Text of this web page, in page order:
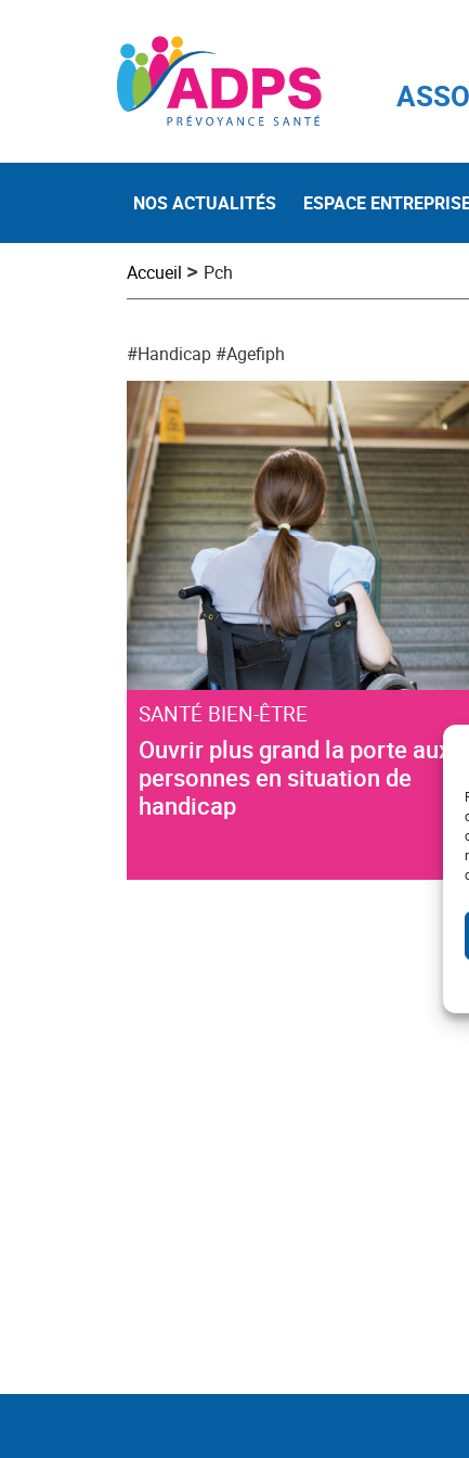
NOS ACTUALITÉS ESPACE
Accueil > Pch
#Handicap #Agefiph
SANTÉ BIEN-ÊTRE
Ouvrir plus grand la porte aux
personnes en situation de
handicap